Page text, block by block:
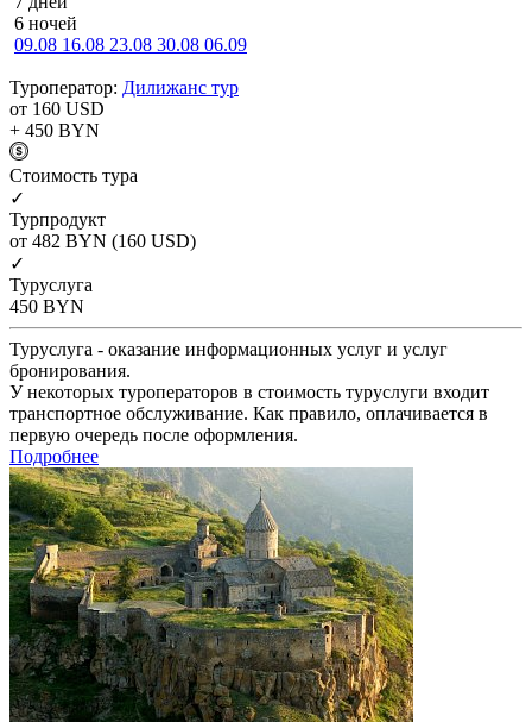
6 ночей
09.08 16.08 23.08 30.08 06.09
Туроператор: Дилижанс тур
от 160 USD
+ 450 BYN
Cтоимость тура
✓
Турпродукт
от 482 BYN (160 USD)
✓
Туруслуга
450 BYN
Туруслуга - оказание информационных услуг и услуг
бронирования.
У некоторых туроператоров в стоимость туруслуги входит
транспортное обслуживание. Как правило, оплачивается в
первую очередь после оформления.
Подробнее